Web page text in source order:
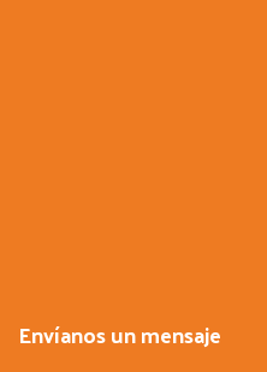
Envíanos un mensaje